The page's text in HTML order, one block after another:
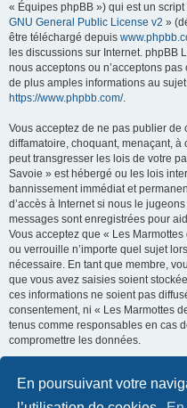
En poursuivant votre
« Équipes phpBB ») qui est un
GNU General Public License v2 »
être téléchargé depuis
les discussions sur Internet. phpBB
nous acceptons ou n’acceptons
de plus amples informations au
https://www.phpbb.com/.
Vous acceptez de ne pas publier
diffamatoire, choquant, menaçant,
peut transgresser les lois de votre
Savoie » est hébergé ou les lois
bannissement immédiat et
d’accès à Internet si nous le
messages sont enregistrées pour
Vous acceptez que « Les
ou verrouille n’importe quel sujet
nécessaire. En tant que membre,
que vous avez saisies soient
ces informations ne soient pas
consentement, ni « Les Marmottes
tenus comme responsables en cas
compromettre les données.